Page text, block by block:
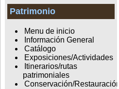
Patrimonio
Menu de inicio
Información General
Catálogo
Exposiciones/Actividades
Itinerarios/rutas
patrimoniales
Conservación/Restauración